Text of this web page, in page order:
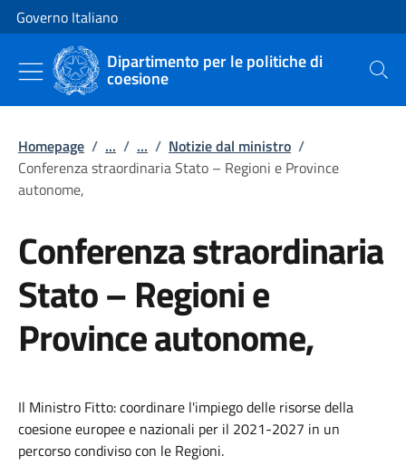
Vai al contenuto
Vai alla navigazione del sito
Governo Italiano
Dipartimento per le politiche di
coesione Cerca
Homepage / ... / ... / Notizie dal ministro /
Conferenza straordinaria Stato – Regioni e Province
autonome,
Conferenza straordinaria
Stato – Regioni e
Province autonome,
Il Ministro Fitto: coordinare l'impiego delle risorse della
coesione europee e nazionali per il 2021-2027 in un
percorso condiviso con le Regioni.